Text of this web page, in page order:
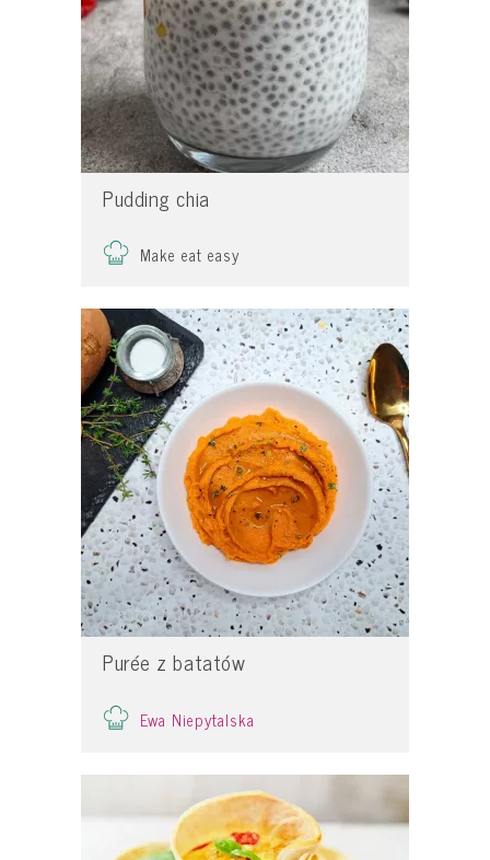
Pudding chia
Make eat easy
Purée z batatów
Ewa Niepytalska